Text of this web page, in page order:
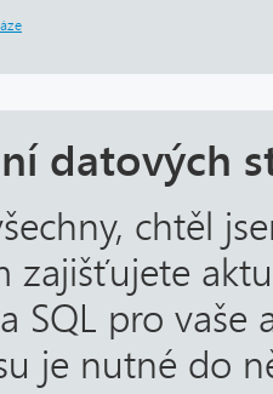
datových
chtěl
zajišťujete
SQL pro vaše
je nutné do